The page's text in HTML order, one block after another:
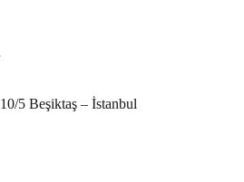
5 Beşiktaş – İstanbul